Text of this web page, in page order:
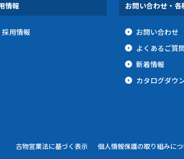
情報
採用情報
お問い合わせ・各
お問い合わせ
よくあるご質
新着情報
カタログダウ
古物営業法に基づく表示 個人情報保護の取り組みに